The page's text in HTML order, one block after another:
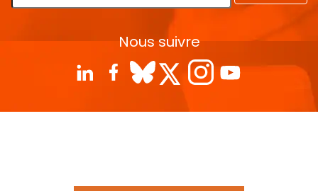
Nous suivre